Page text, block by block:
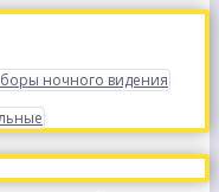
ночного видения